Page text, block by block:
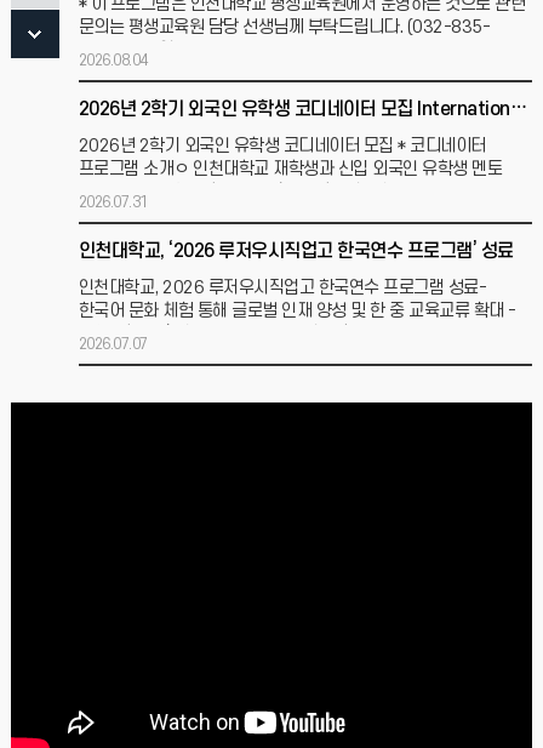
* 이 프로그램은 인천대학교 평생교육원에서 운영하는 것으로 관련
문의는 평생교육원 담당 선생님께 부탁드립니다. (032-835-
9564)1. 운영기간: 2026. 9. 11.(금)
2026.08.04
2026년 2학기 외국인 유학생 코디네이터 모집 International Student Coordinators for the 2026 Fall semester
2026년 2학기 외국인 유학생 코디네이터 모집 * 코디네이터
프로그램 소개ㅇ 인천대학교 재학생과 신입 외국인 유학생 멘토
프로그램ㅇ 신입 유학생들의 초기 유학생활 정착을
2026.07.31
인천대학교, ‘2026 루저우시직업고 한국연수 프로그램’ 성료
인천대학교, 2026 루저우시직업고 한국연수 프로그램 성료-
한국어 문화 체험 통해 글로벌 인재 양성 및 한 중 교육교류 확대 -
인천대학교(총장 이인재) 국제대외협력처는 6월
2026.07.07
* 이 프로그램은 인천대학교 평생교육원에서 운영하는 것으로 관련
문의는 평생교육원 담당 선생님께 부탁드립니다. (032-835-